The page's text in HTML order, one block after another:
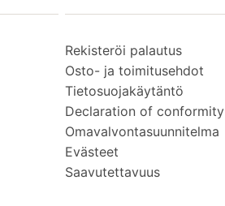
Rekisteröi palautus
Osto- ja toimitusehdot
Tietosuojakäytäntö
Declaration of conformity
Omavalvontasuunnitelma
Evästeet
Saavutettavuus